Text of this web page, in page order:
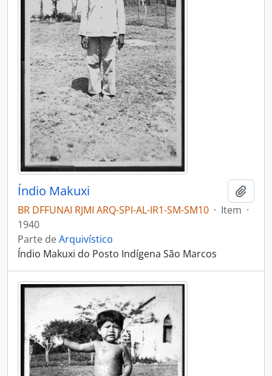
Índio Makuxi
BR DFFUNAI RJMI ARQ-SPI-AL-IR1-SM-SM10 · Item ·
1940
Parte deArquivístico
Índio Makuxi do Posto Indígena São Marcos